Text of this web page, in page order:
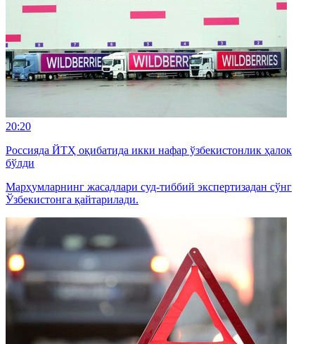
20:20
Россияда ЙТҲ оқибатида икки нафар ўзбекистонлик ҳалок
бўлди
Марҳумларнинг жасадлари суд-тиббий экспертизадан сўнг
Ўзбекистонга қайтарилади.